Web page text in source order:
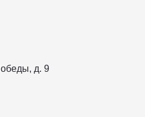
д. 9